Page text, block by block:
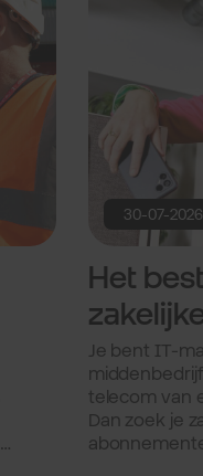
30-07-2026
Het
mkb en
Je bent IT-
telecom van
Dan zoek je